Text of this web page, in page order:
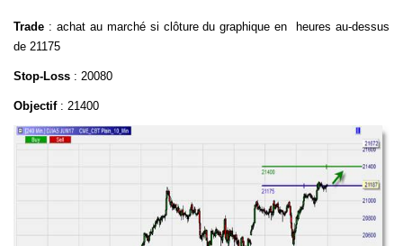
Trade : achat au marché si clôture du graphique en
heures au-dessus
de 21175
Stop-Loss : 20080
Objectif: 21400